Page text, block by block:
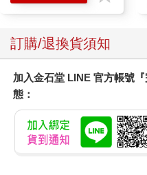
訂購/退換貨須知
加入金石堂 LINE 官方帳號
態：